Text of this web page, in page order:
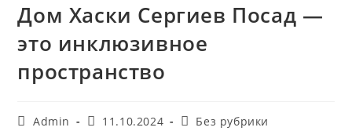
Дом Хаски Сергиев Посад —
это инклюзивное
пространство
Admin 11.10.2024 Без рубрики